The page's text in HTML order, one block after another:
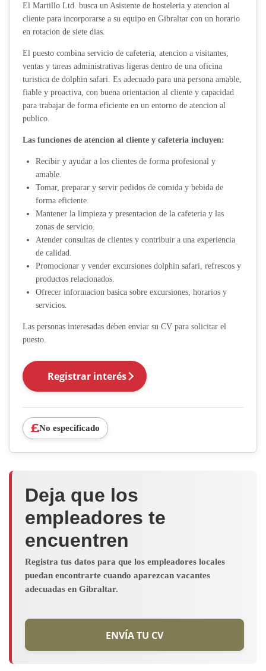
El Martillo Ltd. busca un Asistente de hosteleria y atencion al
cliente para incorporarse a su equipo en Gibraltar con un horario
en rotacion de siete dias.
El puesto combina servicio de cafeteria, atencion a visitantes,
ventas y tareas administrativas ligeras dentro de una oficina
turistica de dolphin safari. Es adecuado para una persona amable,
fiable y proactiva, con buena orientacion al cliente y capacidad
para trabajar de forma eficiente en un entorno de atencion al
publico.
Las funciones de atencion al cliente y cafeteria incluyen:
Recibir y ayudar a los clientes de forma profesional y
amable.
Tomar, preparar y servir pedidos de comida y bebida de
forma eficiente.
Mantener la limpieza y presentacion de la cafeteria y las
zonas de servicio.
Atender consultas de clientes y contribuir a una experiencia
de calidad.
Promocionar y vender excursiones dolphin safari, refrescos y
productos relacionados.
Ofrecer informacion basica sobre excursiones, horarios y
servicios.
Las personas interesadas deben enviar su CV para solicitar el
puesto.
Registrar interés
No especificado
Deja que los
empleadores te
encuentren
Registra tus datos para que los empleadores locales
puedan encontrarte cuando aparezcan vacantes
adecuadas en Gibraltar.
ENVÍA TU CV